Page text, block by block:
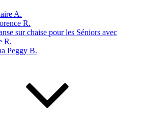
A.
R.
sur chaise pour les Séniors avec
R.
Peggy B.